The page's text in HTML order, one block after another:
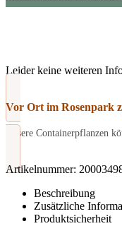
Leider keine weiteren
Vor Ort im Rosenpark
Unsere Containerpflanzen
Artikelnummer:
Beschreibung
Zusätzliche
Produktsicherheit